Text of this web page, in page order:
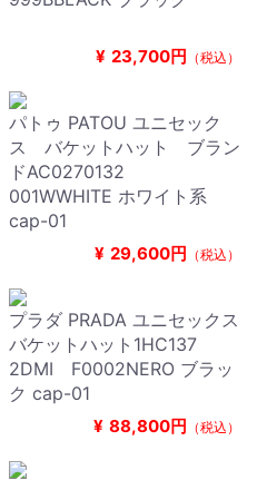
¥ 23,700円 （税込）
パトゥ PATOU ユニセック
ス バケットハット ブラン
ドAC0270132
001WWHITE ホワイト系
cap-01
¥ 29,600円 （税込）
プラダ PRADA ユニセックス
バケットハット1HC137
2DMI F0002NERO ブラッ
ク cap-01
¥ 88,800円 （税込）